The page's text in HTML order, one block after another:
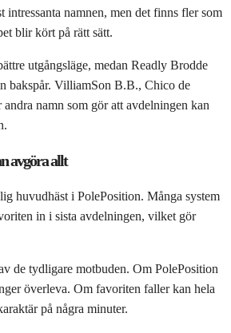
intressanta namnen, men det finns fler som
blir kört på rätt sätt.
utgångsläge, medan Readly Brodde
bakspår. VilliamSon B.B., Chico de
namn som gör att avdelningen kan
avgöra allt
huvudhäst i PolePosition. Många system
in i sista avdelningen, vilket gör
de tydligare motbuden. Om PolePosition
överleva. Om favoriten faller kan hela
på några minuter.